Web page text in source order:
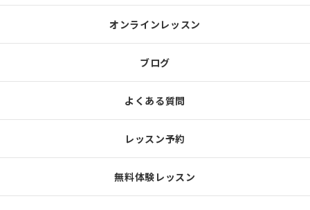
オンラインレッスン
ブログ
よくある質問
レッスン予約
無料体験レッスン